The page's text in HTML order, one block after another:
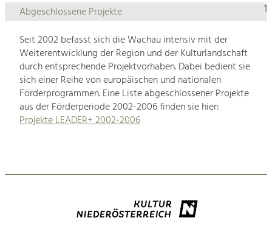
1
Abgeschlossene Projekte
Seit 2002 befasst sich die Wachau intensiv mit der
Weiterentwicklung der Region und der Kulturlandschaft
durch entsprechende Projektvorhaben. Dabei bedient sie
sich einer Reihe von europäischen und nationalen
Förderprogrammen. Eine Liste abgeschlossener Projekte
aus der Förderperiode 2002-2006 finden sie hier:
Projekte LEADER+ 2002-2006